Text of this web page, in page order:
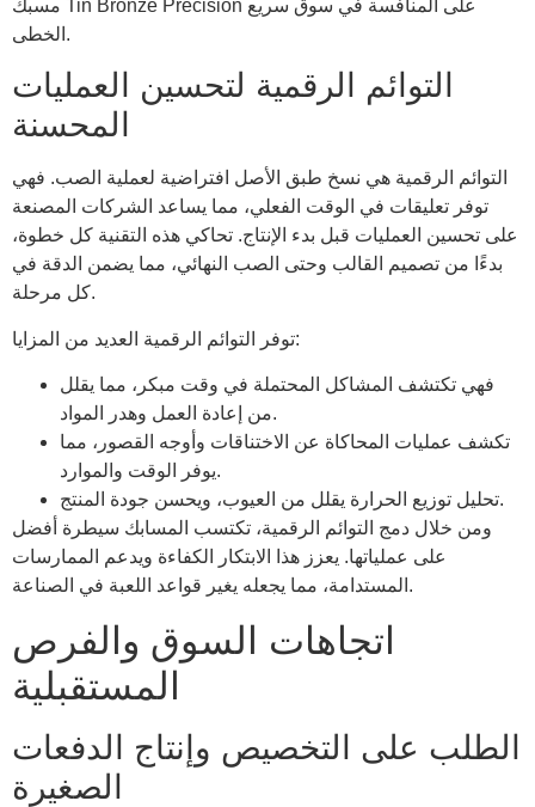
مسبك Tin Bronze Precision على المنافسة في سوق سريع
الخطى.
التوائم الرقمية لتحسين العمليات
المحسنة
التوائم الرقمية هي نسخ طبق الأصل افتراضية لعملية الصب. فهي
توفر تعليقات في الوقت الفعلي، مما يساعد الشركات المصنعة
على تحسين العمليات قبل بدء الإنتاج. تحاكي هذه التقنية كل خطوة،
بدءًا من تصميم القالب وحتى الصب النهائي، مما يضمن الدقة في
كل مرحلة.
توفر التوائم الرقمية العديد من المزايا:
فهي تكتشف المشاكل المحتملة في وقت مبكر، مما يقلل
من إعادة العمل وهدر المواد.
تكشف عمليات المحاكاة عن الاختناقات وأوجه القصور، مما
يوفر الوقت والموارد.
تحليل توزيع الحرارة يقلل من العيوب، ويحسن جودة المنتج.
ومن خلال دمج التوائم الرقمية، تكتسب المسابك سيطرة أفضل
على عملياتها. يعزز هذا الابتكار الكفاءة ويدعم الممارسات
المستدامة، مما يجعله يغير قواعد اللعبة في الصناعة.
اتجاهات السوق والفرص
المستقبلية
الطلب على التخصيص وإنتاج الدفعات
الصغيرة